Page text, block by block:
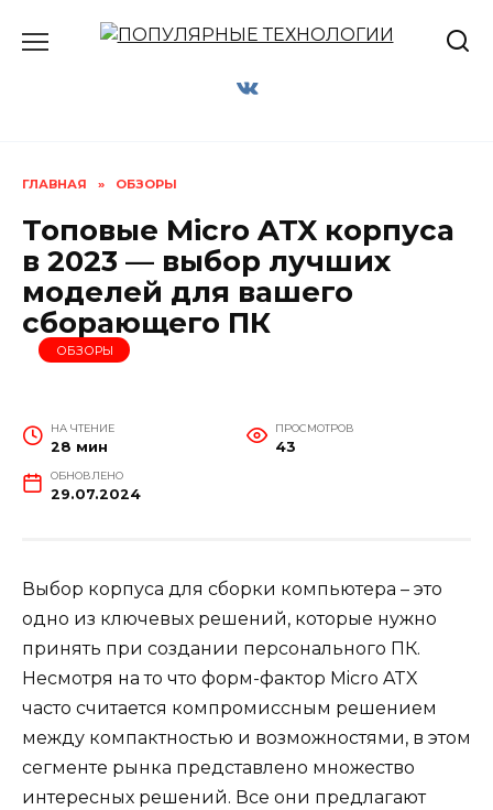
ГЛАВНАЯ » ОБЗОРЫ
Топовые Micro ATX корпуса
в 2023 — выбор лучших
моделей для вашего
сборающего ПК
ОБЗОРЫ
НА ЧТЕНИЕ
28 мин
ПРОСМОТРОВ
43
ОБНОВЛЕНО
29.07.2024
Выбор корпуса для сборки компьютера – это
одно из ключевых решений, которые нужно
принять при создании персонального ПК.
Несмотря на то что форм-фактор Micro ATX
часто считается компромиссным решением
между компактностью и возможностями, в этом
сегменте рынка представлено множество
интересных решений. Все они предлагают